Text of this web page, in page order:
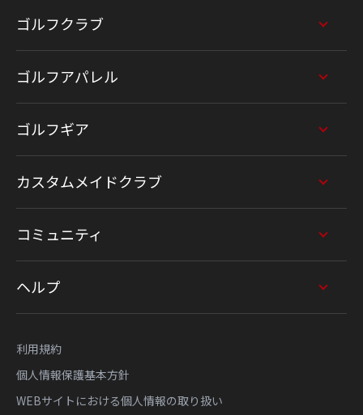
ゴルフクラブ
ゴルフアパレル
ゴルフギア
カスタムメイドクラブ
コミュニティ
ヘルプ
利用規約
個人情報保護基本方針
WEBサイトにおける個人情報の取り扱い